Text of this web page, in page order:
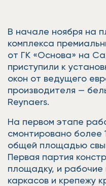
В начале ноября на
комплекса
от ГК «Основа» на
приступили к
окон от ведущего
производителя —
Reynaers.
На первом этапе
смонтировано более
общей площадью
Первая партия
площадку, и рабочие
каркасов и крепежу